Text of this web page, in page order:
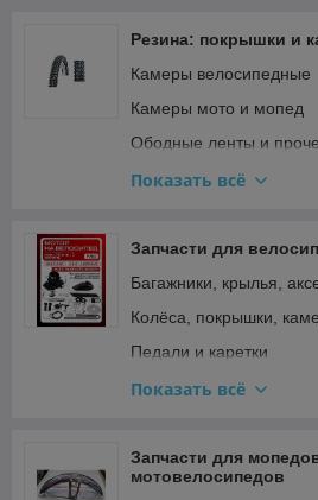
Прочее
Ремкомплекты,
Сиденья
Стартер и кикстартер
Топливная система и
Трансмиссия
Фильтры
Электрооборудование и
Резина: покрышки и
Камеры велосипедные
Камеры мото и мопед
Ободные ленты и
Покрышки велосипедные
Покрышки мото и
Показать всё
Запчасти для
Багажники, крылья,
Колёса, покрышки,
Педали и каретки
Прочее
Сёдла и
Тормозная система
Показать всё
Запчасти для
мотовелосипедов